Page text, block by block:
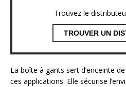
Trouvez le
TROUVER UN
La boîte à gants sert d’enceinte
ces applications. Elle sécurise